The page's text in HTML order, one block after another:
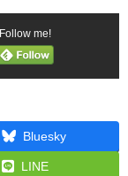
Follow me!
Bluesky
LINE